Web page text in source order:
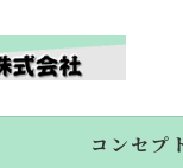
コンセプ